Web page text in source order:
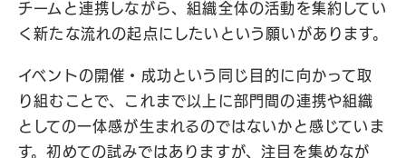
チームと連携しながら、組織全体の活動を集約してい
く新たな流れの起点にしたいという願いがあります。
イベントの開催・成功という同じ目的に向かって取
り組むことで、これまで以上に部門間の連携や組織
としての一体感が生まれるのではないかと感じていま
す。初めての試みではありますが、注目を集めなが